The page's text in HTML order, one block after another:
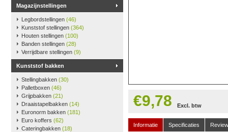
Magazijnstellingen
Legbordstellingen (46)
Kunststof stellingen (364)
Houten stellingen (100)
Banden stellingen (28)
Verrijdbare stellingen (9)
Kunststof bakken
Stellingbakken (30)
Palletboxen (46)
Grijpbakken (21)
Draaistapelbakken (14)
Euronorm bakken (181)
Euro koffers (62)
Cateringbakken (18)
€9,78 Excl. btw
Informatie Specificaties